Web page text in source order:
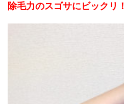
除毛力のスゴサにビックリ！